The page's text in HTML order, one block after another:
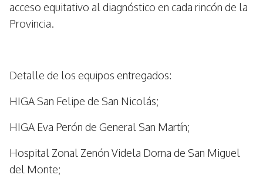
acceso equitativo al diagnóstico en cada rincón de la
Provincia.
Detalle de los equipos entregados:
HIGA San Felipe de San Nicolás;
HIGA Eva Perón de General San Martín;
Hospital Zonal Zenón Videla Dorna de San Miguel
del Monte;